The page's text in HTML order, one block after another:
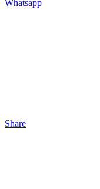
Whatsapp
Share